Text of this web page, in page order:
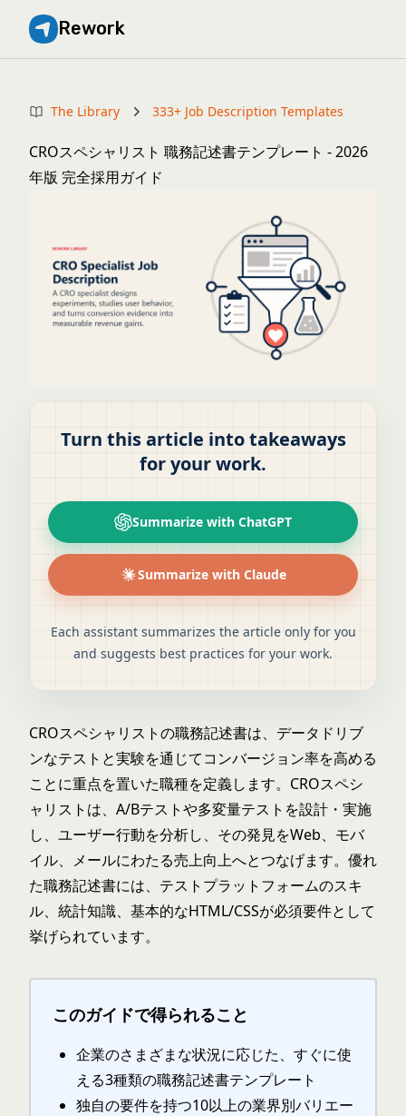
Rework
The Library 333+ Job Description Templates
CROスペシャリスト 職務記述書テンプレート - 2026
年版 完全採用ガイド
Turn this article into takeaways
for your work.
Summarize with ChatGPT
Summarize with Claude
Each assistant summarizes the article only for you
and suggests best practices for your work.
CROスペシャリストの職務記述書は、データドリブ
ンなテストと実験を通じてコンバージョン率を高める
ことに重点を置いた職種を定義します。CROスペシ
ャリストは、A/Bテストや多変量テストを設計・実施
し、ユーザー行動を分析し、その発見をWeb、モバ
イル、メールにわたる売上向上へとつなげます。優れ
た職務記述書には、テストプラットフォームのスキ
ル、統計知識、基本的なHTML/CSSが必須要件として
挙げられています。
このガイドで得られること
企業のさまざまな状況に応じた、すぐに使
える3種類の職務記述書テンプレート
独自の要件を持つ10以上の業界別バリエー